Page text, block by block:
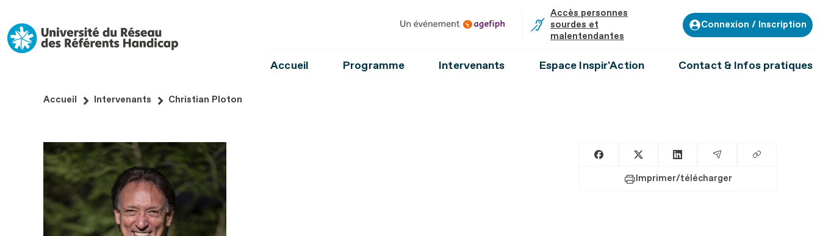
au
contenu
Un événement Agefiph
Accès personnes
sourdes et
malentendantes
Connexion / Inscription
Accueil Programme Intervenants Espace Inspir'Action Contact & Infos pratiques
Accueil Intervenants Christian Ploton
Partager sur Facebook
Partager sur XPartager sur LinkedIn
Partager par Email
Copier le lien
Imprimer/télécharger